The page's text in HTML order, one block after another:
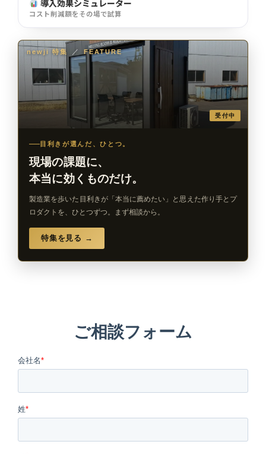
導入効果シミュレーター
コスト削減額をその場で試算
newji 特集 ／ FEATURE
受付中
目利きが選んだ、ひとつ。
現場の課題に、
本当に効くものだけ。
製造業を歩いた目利きが「本当に薦めたい」と思えた作り手とプ
ロダクトを、ひとつずつ。まず相談から。
特集を見る →